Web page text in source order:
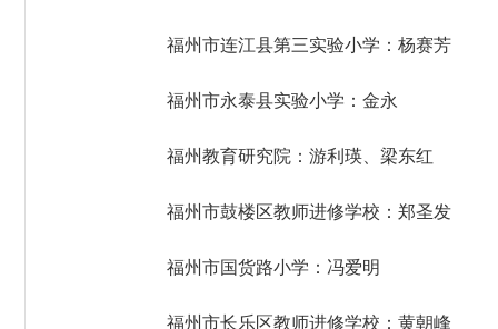
福州市连江县第三实验小学：杨赛芳
福州市永泰县实验小学：金永
福州教育研究院：游利瑛、梁东红
福州市鼓楼区教师进修学校：郑圣发
福州市国货路小学：冯爱明
福州市长乐区教师进修学校：黄朝峰